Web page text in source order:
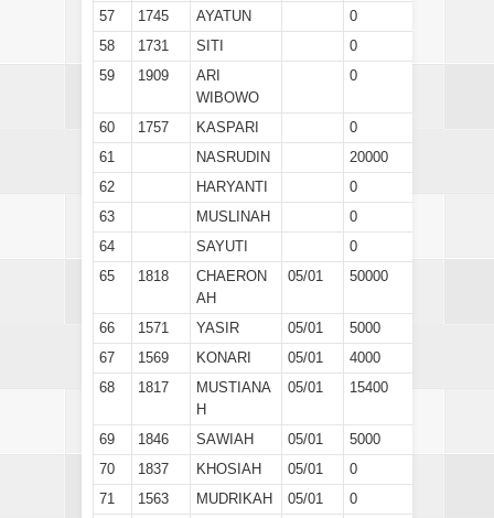
57
1745 AYATUN
0
58
1731 SITI
0
59
1909
ARI
WIBOWO
0
60 1757 KASPARI
0
61
NASRUDIN
20000
62
HARYANTI
0
63
MUSLINAH
0
64
SAYUTI
0
65
1818
CHAERON
AH
05/01 50000
66 1571 YASIR 05/01
5000
67
1569 KONARI 05/01
4000
68
1817
MUSTIANA
H
05/01 15400
69 1846 SAWIAH 05/01
5000
70
1837 KHOSIAH 05/01
0
71
1563 MUDRIKAH 05/01
0